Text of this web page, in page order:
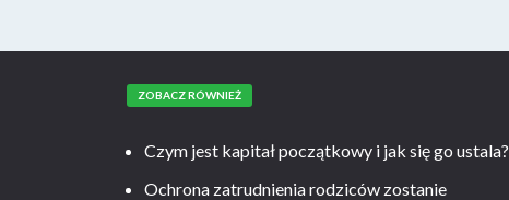
ZOBACZ RÓWNIEŻ
Czym jest kapitał początkowy i jak się go ustala?
Ochrona zatrudnienia rodziców zostanie